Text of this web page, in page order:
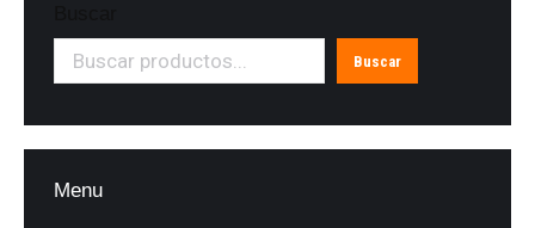
Buscar
Menu